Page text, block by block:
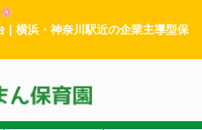
| 横浜・神奈川駅近の企業主導型保